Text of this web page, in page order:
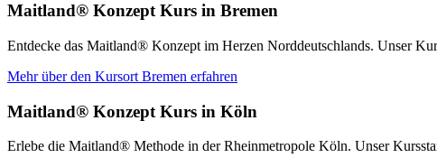
Maitland® Konzept Kurs in Bremen
Entdecke das Maitland® Konzept im Herzen Norddeutschlands. Unser
Mehr über den Kursort Bremen erfahren
Maitland® Konzept Kurs in Köln
Erlebe die Maitland® Methode in der Rheinmetropole Köln. Unser